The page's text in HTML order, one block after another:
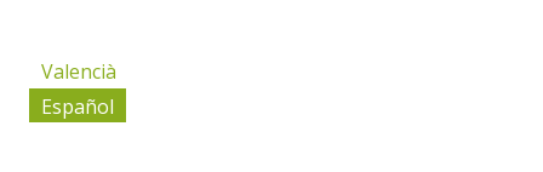
Valencià
Español